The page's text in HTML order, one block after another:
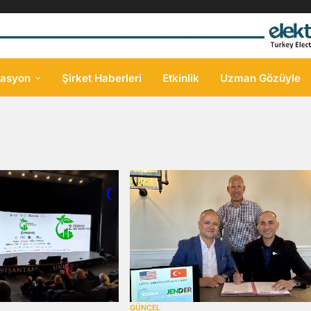
Şirket Haberleri Etkinlik Uzman Gözüyle
GÜNCEL